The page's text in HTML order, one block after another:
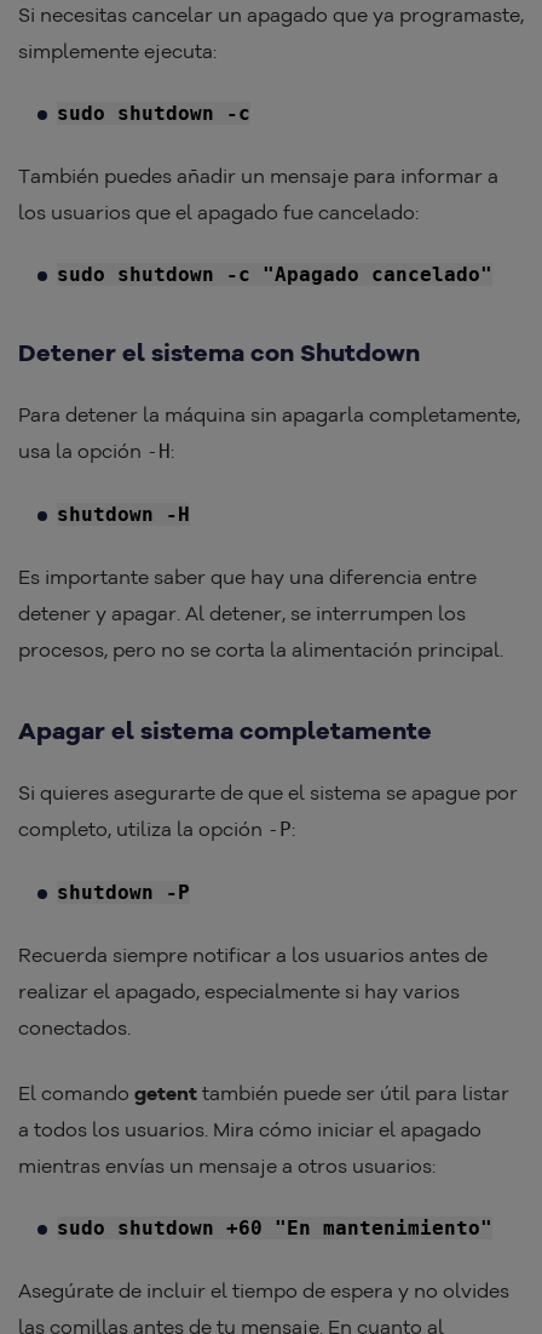
Si necesitas cancelar un apagado que ya programaste,
simplemente ejecuta:
sudo shutdown -c
También puedes añadir un mensaje para informar a
los usuarios que el apagado fue cancelado:
sudo shutdown -c "Apagado cancelado"
Detener el sistema con Shutdown
Para detener la máquina sin apagarla completamente,
usa la opción -H:
shutdown -H
Es importante saber que hay una diferencia entre
detener y apagar. Al detener, se interrumpen los
procesos, pero no se corta la alimentación principal.
Apagar el sistema completamente
Si quieres asegurarte de que el sistema se apague por
completo, utiliza la opción -P:
shutdown -P
Recuerda siempre notificar a los usuarios antes de
realizar el apagado, especialmente si hay varios
conectados.
El comando getent también puede ser útil para listar
a todos los usuarios. Mira cómo iniciar el apagado
mientras envías un mensaje a otros usuarios:
sudo shutdown +60 "En mantenimiento"
Asegúrate de incluir el tiempo de espera y no olvides
las comillas antes de tu mensaje. En cuanto al